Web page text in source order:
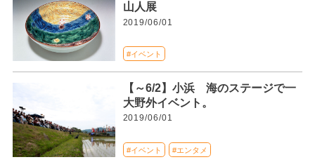
山人展
2019/06/01
#イベント
【～6/2】小浜 海のステージで一
大野外イベント。
2019/06/01
#イベント #エンタメ